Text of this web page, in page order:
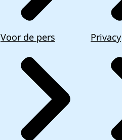
Voor de pers Privacy